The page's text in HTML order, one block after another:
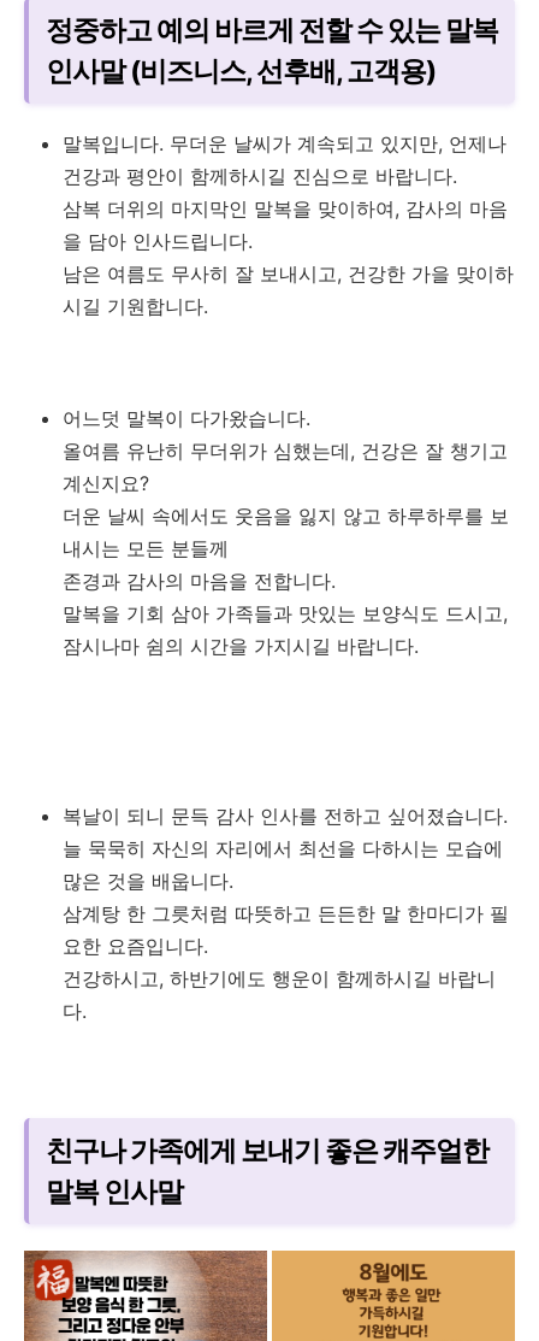
정중하고 예의 바르게 전할 수 있는 말복
인사말 (비즈니스, 선후배, 고객용)
말복입니다. 무더운 날씨가 계속되고 있지만, 언제나
건강과 평안이 함께하시길 진심으로 바랍니다.
삼복 더위의 마지막인 말복을 맞이하여, 감사의 마음
을 담아 인사드립니다.
남은 여름도 무사히 잘 보내시고, 건강한 가을 맞이하
시길 기원합니다.
어느덧 말복이 다가왔습니다.
올여름 유난히 무더위가 심했는데, 건강은 잘 챙기고
계신지요?
더운 날씨 속에서도 웃음을 잃지 않고 하루하루를 보
내시는 모든 분들께
존경과 감사의 마음을 전합니다.
말복을 기회 삼아 가족들과 맛있는 보양식도 드시고,
잠시나마 쉼의 시간을 가지시길 바랍니다.
복날이 되니 문득 감사 인사를 전하고 싶어졌습니다.
늘 묵묵히 자신의 자리에서 최선을 다하시는 모습에
많은 것을 배웁니다.
삼계탕 한 그릇처럼 따뜻하고 든든한 말 한마디가 필
요한 요즘입니다.
건강하시고, 하반기에도 행운이 함께하시길 바랍니
다.
친구나 가족에게 보내기 좋은 캐주얼한
말복 인사말